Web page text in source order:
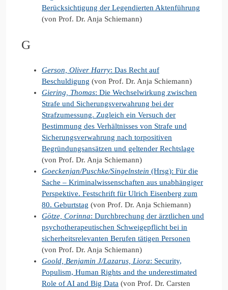
Berücksichtigung der Legendierten Aktenführung
(von Prof. Dr. Anja Schiemann)
G
Gerson, Oliver Harry: Das Recht auf
Beschuldigung (von Prof. Dr. Anja Schiemann)
Giering, Thomas: Die Wechselwirkung zwischen
Strafe und Sicherungsverwahrung bei der
Strafzumessung. Zugleich ein Versuch der
Bestimmung des Verhältnisses von Strafe und
Sicherungsverwahrung nach torpositiven
Begründungsansätzen und geltender Rechtslage
(von Prof. Dr. Anja Schiemann)
Goeckenjan/Puschke/Singelnstein (Hrsg): Für die
Sache – Kriminalwissenschaften aus unabhängiger
Perspektive. Festschrift für Ulrich Eisenberg zum
80. Geburtstag (von Prof. Dr. Anja Schiemann)
Götze, Corinna: Durchbrechung der ärztlichen und
psychotherapeutischen Schweigepflicht bei in
sicherheitsrelevanten Berufen tätigen Personen
(von Prof. Dr. Anja Schiemann)
Goold, Benjamin J/Lazarus, Liora: Security,
Populism, Human Rights and the underestimated
Role of AI and Big Data (von Prof. Dr. Carsten